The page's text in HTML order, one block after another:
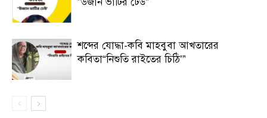
শব্দের যোদ্ধা-কবি মাহবুবা আখতারের
কবিতা“নিশুতি রাইতের চিঠি’”